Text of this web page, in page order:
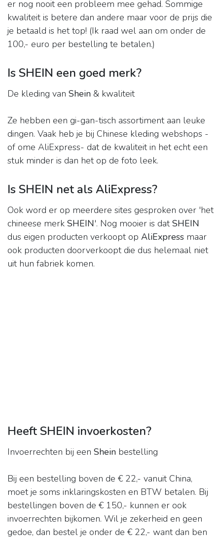
er nog nooit een probleem mee gehad. Sommige
kwaliteit is betere dan andere maar voor de prijs die
je betaald is het top! (Ik raad wel aan om onder de
100,- euro per bestelling te betalen.)
Is SHEIN een goed merk?
De kleding van Shein & kwaliteit
Ze hebben een gi-gan-tisch assortiment aan leuke
dingen. Vaak heb je bij Chinese kleding webshops -
of ome AliExpress- dat de kwaliteit in het echt een
stuk minder is dan het op de foto leek.
Is SHEIN net als AliExpress?
Ook word er op meerdere sites gesproken over 'het
chineese merk SHEIN'. Nog mooier is datSHEIN
dus eigen producten verkoopt op AliExpress maar
ook producten doorverkoopt die dus helemaal niet
uit hun fabriek komen.
Heeft SHEIN invoerkosten?
Invoerrechten bij een Shein bestelling
Bij een bestelling boven de € 22,- vanuit China,
moet je soms inklaringskosten en BTW betalen. Bij
bestellingen boven de € 150,- kunnen er ook
invoerrechten bijkomen. Wil je zekerheid en geen
gedoe, dan bestel je onder de € 22,- want dan ben